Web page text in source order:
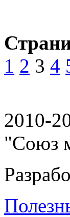
1 2 3 4
2010-
"Союз